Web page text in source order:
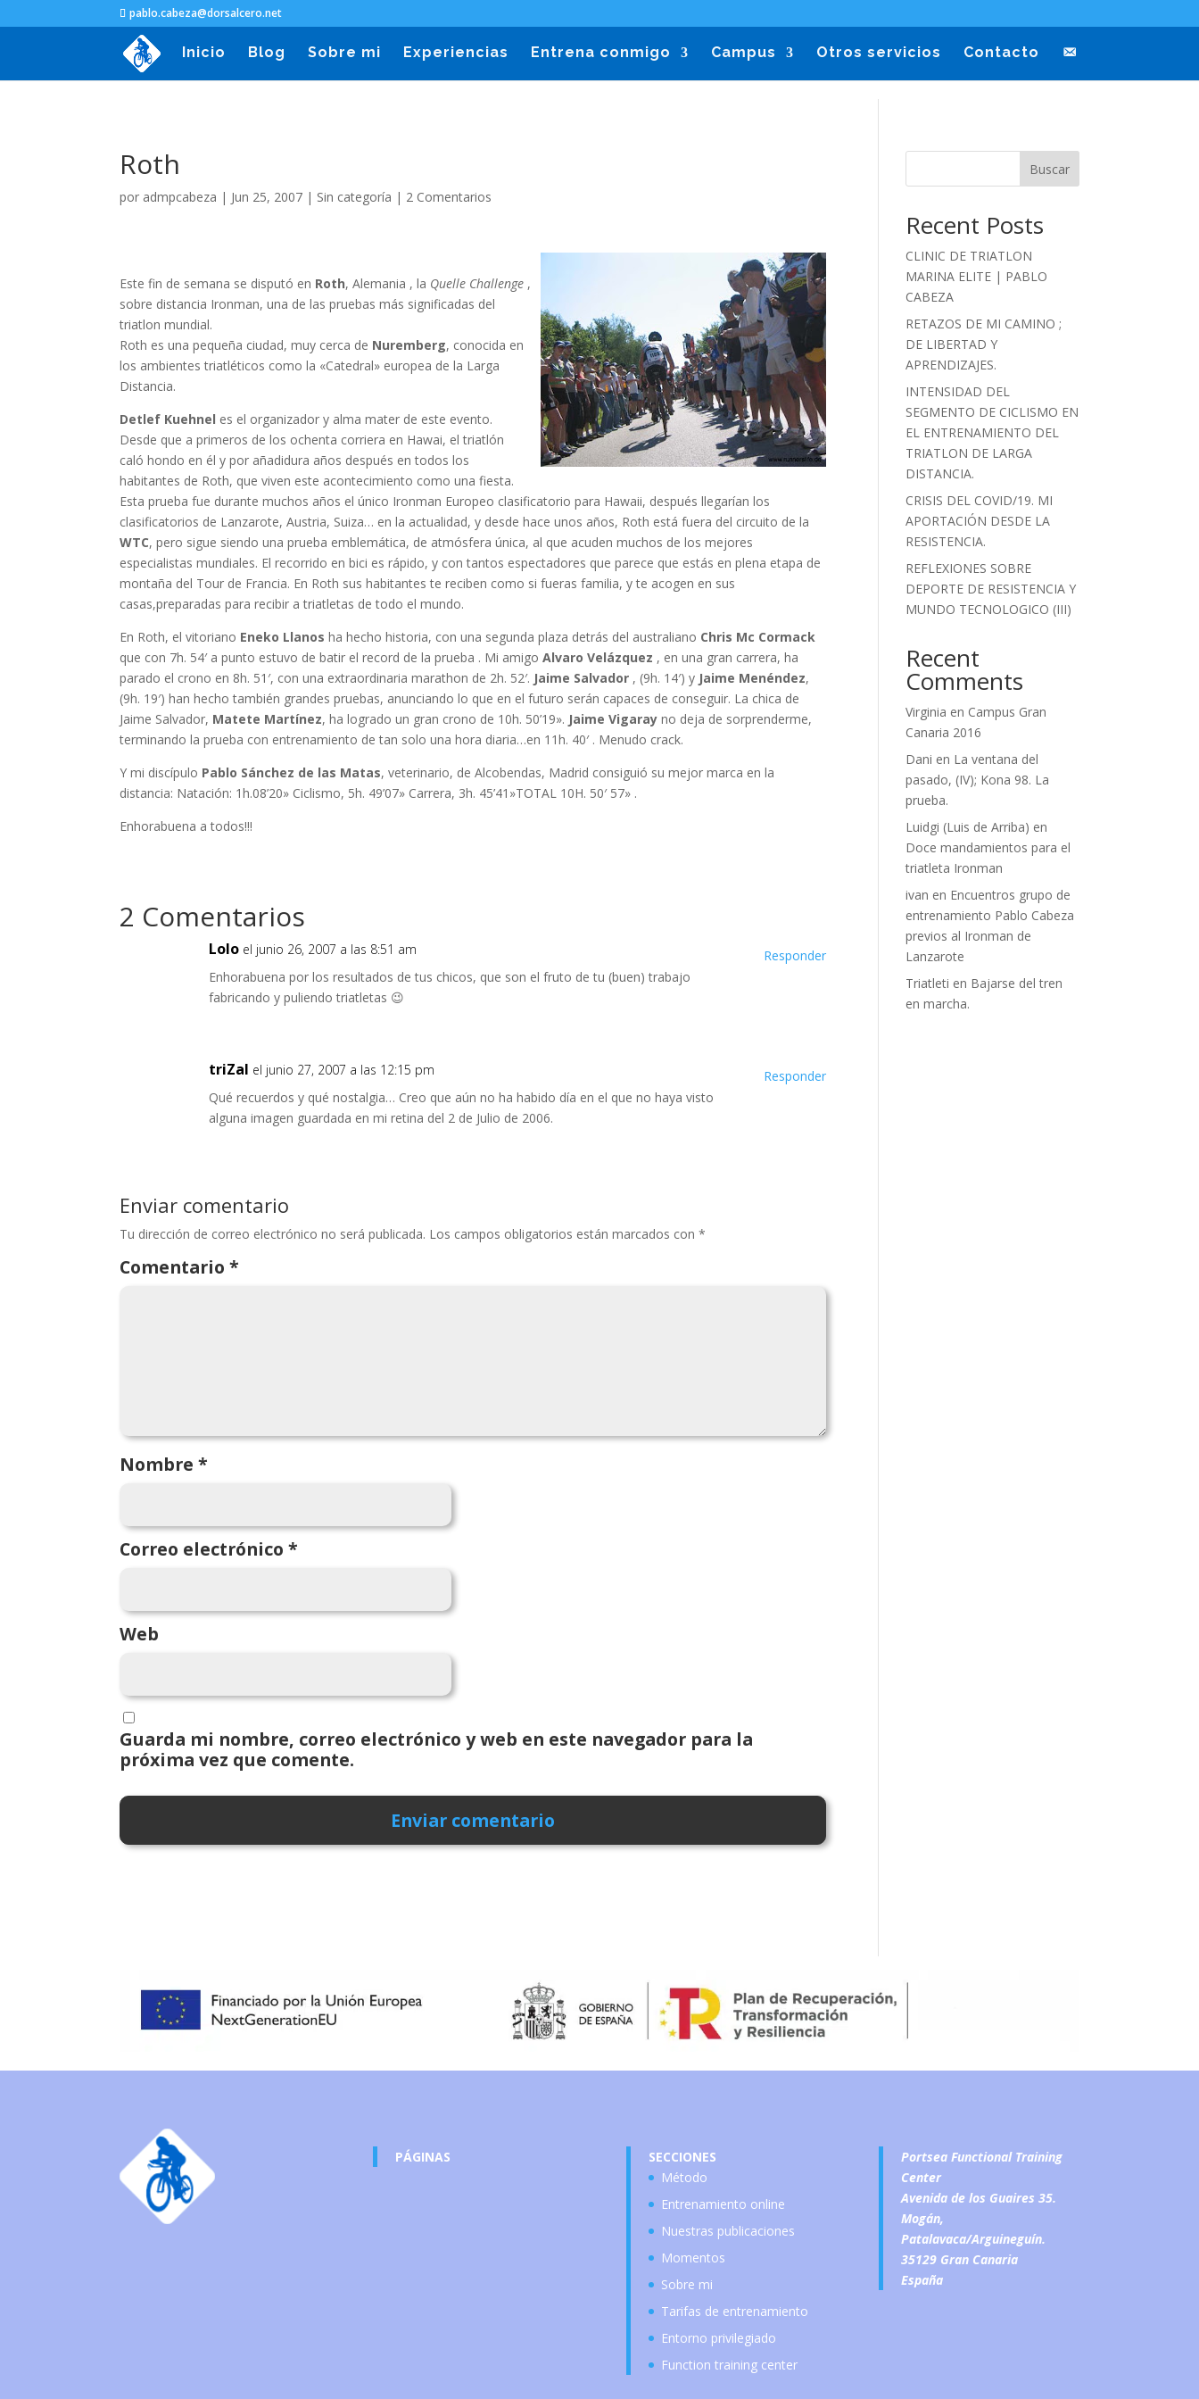
pablo.cabeza@dorsalcero.net
Inicio Blog Sobre mi Experiencias Entrena conmigo Campus Otros servicios Contacto
Roth
por admpcabeza | Jun 25, 2007 | Sin categoría | 2 Comentarios
Este fin de semana se disputó en Roth, Alemania , la Quelle Challenge ,
sobre distancia Ironman, una de las pruebas más significadas del
triatlon mundial.
Roth es una pequeña ciudad, muy cerca de Nuremberg, conocida en
los ambientes triatléticos como la «Catedral» europea de la Larga
Distancia.
Detlef Kuehnel es el organizador y alma mater de este evento.
Desde que a primeros de los ochenta corriera en Hawai, el triatlón
caló hondo en él y por añadidura años después en todos los
habitantes de Roth, que viven este acontecimiento como una fiesta.
Esta prueba fue durante muchos años el único Ironman Europeo clasificatorio para Hawaii, después llegarían los
clasificatorios de Lanzarote, Austria, Suiza… en la actualidad, y desde hace unos años, Roth está fuera del circuito de la
WTC, pero sigue siendo una prueba emblemática, de atmósfera única, al que acuden muchos de los mejores
especialistas mundiales. El recorrido en bici es rápido, y con tantos espectadores que parece que estás en plena etapa de
montaña del Tour de Francia. En Roth sus habitantes te reciben como si fueras familia, y te acogen en sus
casas,preparadas para recibir a triatletas de todo el mundo.
En Roth, el vitoriano Eneko Llanos ha hecho historia, con una segunda plaza detrás del australiano Chris Mc Cormack
que con 7h. 54′ a punto estuvo de batir el record de la prueba . Mi amigoAlvaro Velázquez , en una gran carrera, ha
parado el crono en 8h. 51′, con una extraordinaria marathon de 2h. 52′. Jaime Salvador , (9h. 14′) y Jaime Menéndez,
(9h. 19′) han hecho también grandes pruebas, anunciando lo que en el futuro serán capaces de conseguir. La chica de
Jaime Salvador, Matete Martínez, ha logrado un gran crono de 10h. 50’19». Jaime Vigaray no deja de sorprenderme,
terminando la prueba con entrenamiento de tan solo una hora diaria…en 11h. 40′ . Menudo crack.
Y mi discípulo Pablo Sánchez de las Matas, veterinario, de Alcobendas, Madrid consiguió su mejor marca en la
distancia: Natación: 1h.08’20» Ciclismo, 5h. 49’07» Carrera, 3h. 45’41»TOTAL 10H. 50′ 57» .
Enhorabuena a todos!!!
2 Comentarios
Lolo el junio 26, 2007 a las 8:51 am
Enhorabuena por los resultados de tus chicos, que son el fruto de tu (buen) trabajo
fabricando y puliendo triatletas 😉
Responder
triZal el junio 27, 2007 a las 12:15 pm
Qué recuerdos y qué nostalgia… Creo que aún no ha habido día en el que no haya visto
alguna imagen guardada en mi retina del 2 de Julio de 2006.
Responder
Enviar comentario
Tu dirección de correo electrónico no será publicada. Los campos obligatorios están marcados con*
Comentario*
Nombre*
Correo electrónico*
Web
Guarda mi nombre, correo electrónico y web en este navegador para la
próxima vez que comente.
Buscar
Recent Posts
CLINIC DE TRIATLON
MARINA ELITE | PABLO
CABEZA
RETAZOS DE MI CAMINO ;
DE LIBERTAD Y
APRENDIZAJES.
INTENSIDAD DEL
SEGMENTO DE CICLISMO EN
EL ENTRENAMIENTO DEL
TRIATLON DE LARGA
DISTANCIA.
CRISIS DEL COVID/19. MI
APORTACIÓN DESDE LA
RESISTENCIA.
REFLEXIONES SOBRE
DEPORTE DE RESISTENCIA Y
MUNDO TECNOLOGICO (III)
Recent
Comments
Virginia en Campus Gran
Canaria 2016
Dani en La ventana del
pasado, (IV); Kona 98. La
prueba.
Luidgi (Luis de Arriba) en
Doce mandamientos para el
triatleta Ironman
ivan en Encuentros grupo de
entrenamiento Pablo Cabeza
previos al Ironman de
Lanzarote
Triatleti en Bajarse del tren
en marcha.
PÁGINAS
SECCIONES
Método
Entrenamiento online
Nuestras publicaciones
Momentos
Sobre mi
Tarifas de entrenamiento
Entorno privilegiado
Function training center
Portsea Functional Training
Center
Avenida de los Guaires 35.
Mogán,
Patalavaca/Arguineguín.
35129 Gran Canaria
España